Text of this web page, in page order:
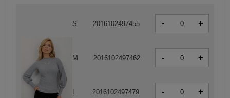
S 2016102497455 - +
M 2016102497462 - +
L 2016102497479 - +